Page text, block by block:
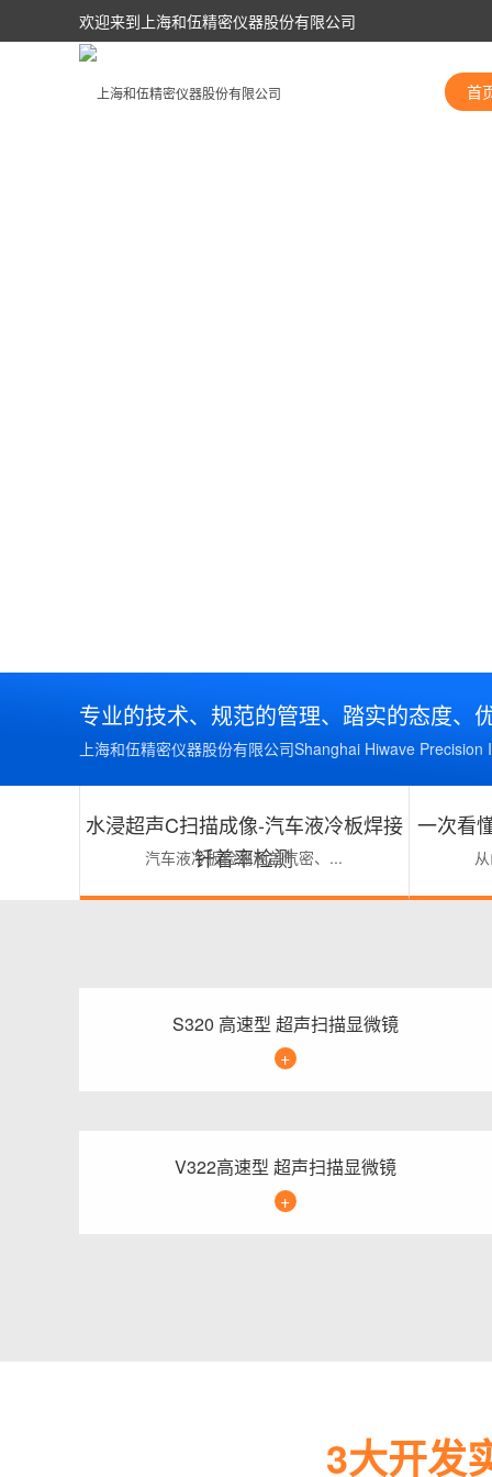
欢迎来到上海和伍精密仪器股份有限公司
首
专业的技术、规范的管理、踏实的态度、
上海和伍精密仪器股份有限公司Shanghai Hiwave
水浸超声C扫描成像-汽车液冷板焊接
钎着率检测
汽车液冷板检测涵盖气密、...
一次看
S320 高速型 超声扫描显微镜
+
V322高速型 超声扫描显微镜
+
3大开发